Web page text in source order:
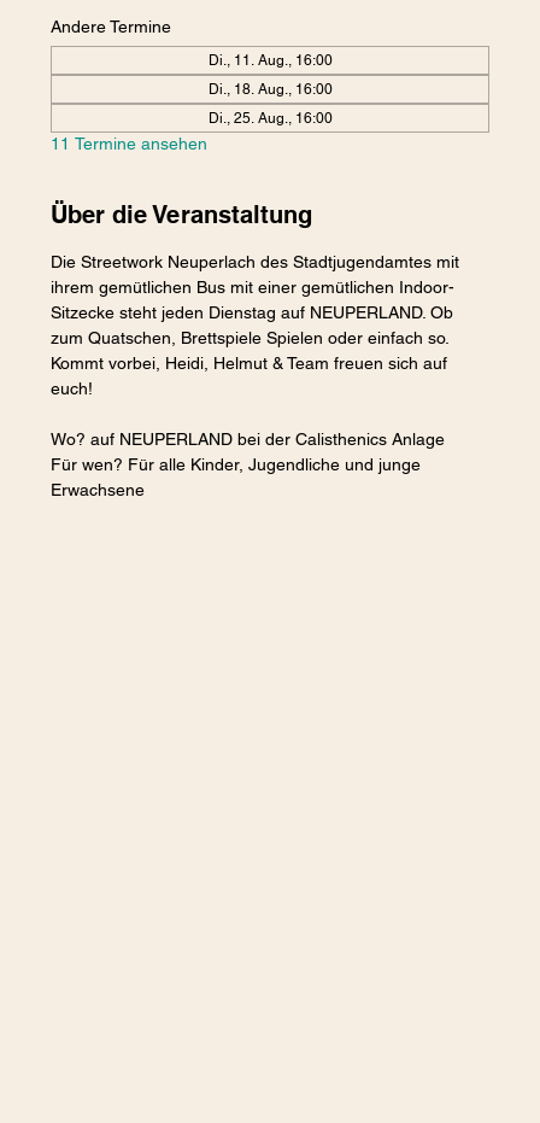
Andere Termine
Di., 11. Aug., 16:00
Di., 18. Aug., 16:00
Di., 25. Aug., 16:00
11 Termine ansehen
Über die Veranstaltung
Die Streetwork Neuperlach des Stadtjugendamtes mit
ihrem gemütlichen Bus mit einer gemütlichen Indoor-
Sitzecke steht jeden Dienstag auf NEUPERLAND. Ob
zum Quatschen, Brettspiele Spielen oder einfach so.
Kommt vorbei, Heidi, Helmut & Team freuen sich auf
euch!
Wo? auf NEUPERLAND bei der Calisthenics Anlage
Für wen? Für alle Kinder, Jugendliche und junge
Erwachsene